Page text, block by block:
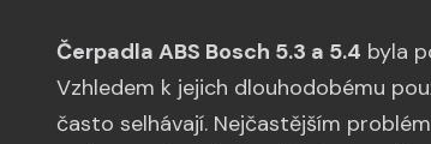
Čerpadla ABS Bosch 5.3 a 5.4 byla
Vzhledem k jejich dlouhodobému
často selhávají. Nejčastějším